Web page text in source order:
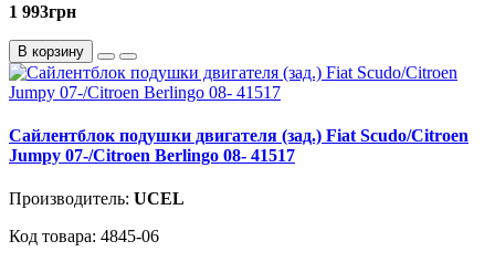
1 993грн
В корзину
Сайлентблок подушки двигателя (зад.) Fiat Scudo/Citroen
Jumpy 07-/Citroen Berlingo 08- 41517
Производитель: UCEL
Код товара: 4845-06